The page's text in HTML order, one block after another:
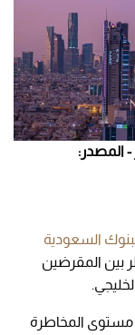
- المصدر:
السعودية
بين المقرضين
مستوى المخاطرة